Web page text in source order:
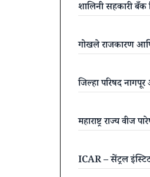
शालिनी सहकारी बँक
गोखले राजकारण
जिल्हा परिषद
महाराष्ट्र राज्य वीज
ICAR – सेंट्रल